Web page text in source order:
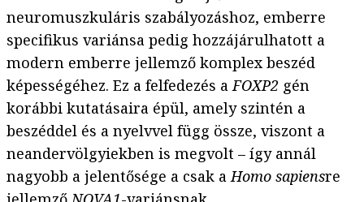
neuromuszkuláris szabályozáshoz, emberre
specifikus variánsa pedig hozzájárulhatott a
modern emberre jellemző komplex beszéd
képességéhez. Ez a felfedezés aFOXP2 gén
korábbi kutatásaira épül, amely szintén a
beszéddel és a nyelvvel függ össze, viszont a
neandervölgyiekben is megvolt – így annál
nagyobb a jelentősége a csak aHomo sapiensre